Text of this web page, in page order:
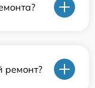
ремонт?